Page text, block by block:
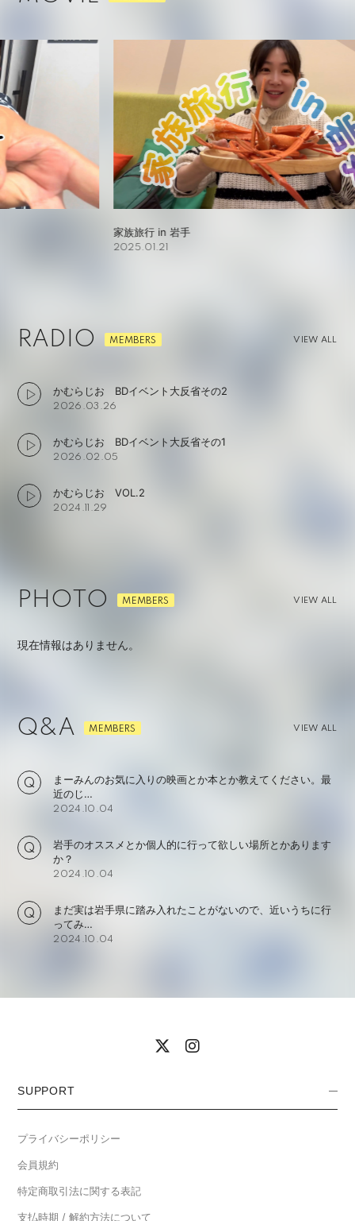
RADIO VIEW ALL
かむらじお BDイベント大反省その2
2026.03.26
かむらじお BDイベント大反省その1
2026.02.05
かむらじお VOL.2
2024.11.29
PHOTO VIEW ALL
現在情報はありません。
Q&A VIEW ALL
まーみんのお気に入りの映画とか本とか教えてください。最
近のじ…
2024.10.04
岩手のオススメとか個人的に行って欲しい場所とかあります
か？
2024.10.04
まだ実は岩手県に踏み入れたことがないので、近いうちに行
ってみ…
2024.10.04
SUPPORT
プライバシーポリシー
会員規約
特定商取引法に関する表記
支払時期 / 解約方法について